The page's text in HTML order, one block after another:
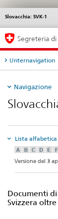
Slovacchia: SVK-1
Service
Navigation
Segreteria
Unternavigation
Navigazione
Lista
Versione del 3
Documenti
Svizzera